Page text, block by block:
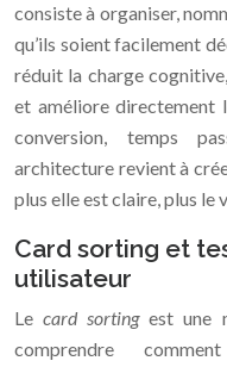
consiste à organiser,
qu’ils soient facilement
réduit la charge
et améliore directement
conversion, temps
architecture revient à
plus elle est claire, plus le
Card sorting et
utilisateur
Lecard sortingest une
comprendre